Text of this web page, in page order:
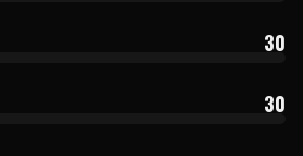
30
30